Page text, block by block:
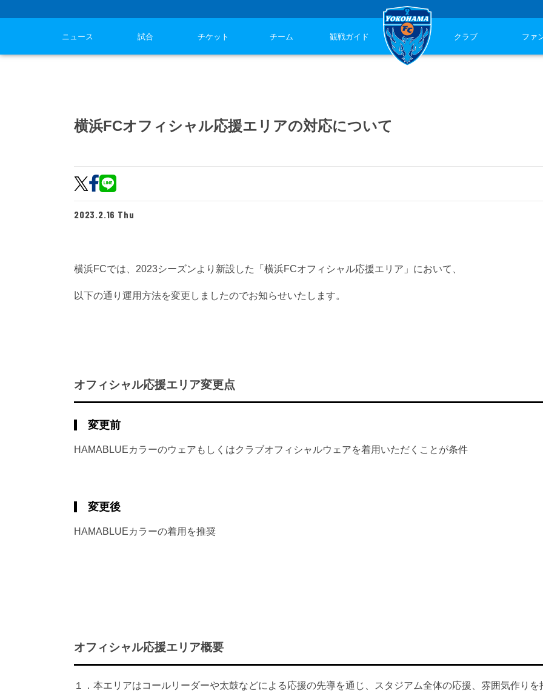
ニュース 試合 チケット チーム 観戦ガイド クラブ ファ
横浜FCオフィシャル応援エリアの対応について
2023.2.16 Thu
横浜FCでは、2023シーズンより新設した「横浜FCオフィシャル応援エリア」において、
以下の通り運用方法を変更しましたのでお知らせいたします。
オフィシャル応援エリア変更点
変更前
HAMABLUEカラーのウェアもしくはクラブオフィシャルウェアを着用いただくことが条件
変更後
HAMABLUEカラーの着用を推奨
オフィシャル応援エリア概要
１．本エリアはコールリーダーや太鼓などによる応援の先導を通じ、スタジアム全体の応援、雰囲気作りを